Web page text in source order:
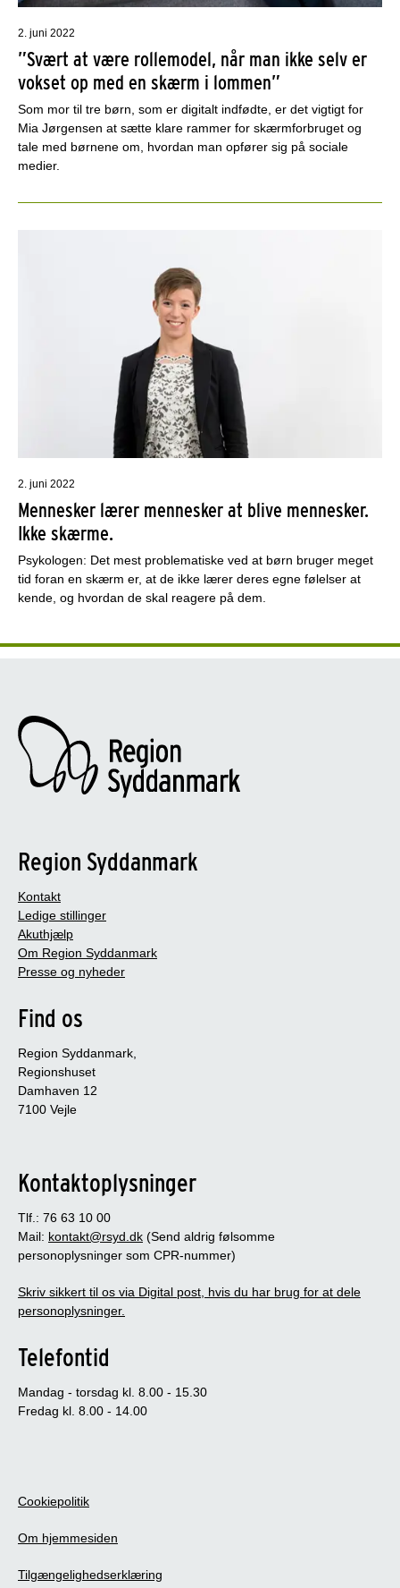
2. juni 2022
”Svært at være rollemodel, når man ikke selv er
vokset op med en skærm i lommen”
Som mor til tre børn, som er digitalt indfødte, er det vigtigt for
Mia Jørgensen at sætte klare rammer for skærmforbruget og
tale med børnene om, hvordan man opfører sig på sociale
medier.
2. juni 2022
Mennesker lærer mennesker at blive mennesker.
Ikke skærme.
Psykologen: Det mest problematiske ved at børn bruger meget
tid foran en skærm er, at de ikke lærer deres egne følelser at
kende, og hvordan de skal reagere på dem.
Region Syddanmark
Kontakt
Ledige stillinger
Akuthjælp
Om Region Syddanmark
Presse og nyheder
Find os
Region Syddanmark,
Regionshuset
Damhaven 12
7100 Vejle
Kontaktoplysninger
Tlf.: 76 63 10 00
Mail: kontakt@rsyd.dk (Send aldrig følsomme
personoplysninger som CPR-nummer)
Skriv sikkert til os via Digital post, hvis du har brug for at dele
personoplysninger.
Telefontid
Mandag - torsdag kl. 8.00 - 15.30
Fredag kl. 8.00 - 14.00
Cookiepolitik
Om hjemmesiden
Tilgængelighedserklæring